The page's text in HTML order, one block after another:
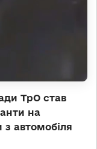
ТрО став
на
автомобіля